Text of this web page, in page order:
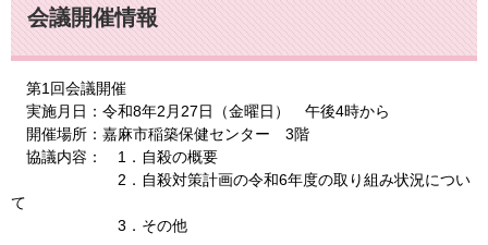
会議開催情報
第1回会議開催
実施月日：令和8年2月27日（金曜日） 午後4時から
開催場所：嘉麻市稲築保健センター 3階
協議内容： 1．自殺の概要
2．自殺対策計画の令和6年度の取り組み状況につい
て
3．その他